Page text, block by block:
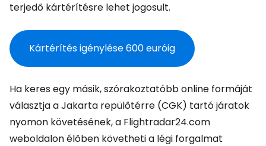
terjedő kártérítésre lehet jogosult.
Kártérítés igénylése600 euróig
Ha keres egy másik, szórakoztatóbb online formáját
választja a Jakarta repülőtérre (CGK) tartó járatok
nyomon követésének, a Flightradar24.com
weboldalon élőben követheti a légi forgalmat